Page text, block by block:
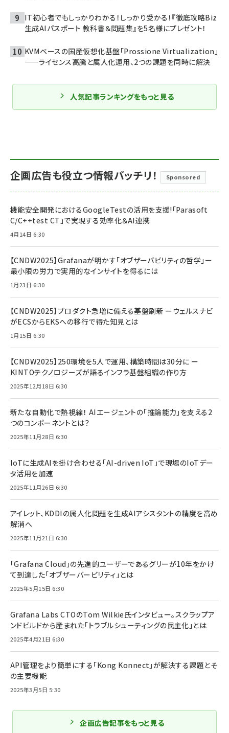
IT初心者でもしっかりわかる！しっかり受かる！『徹底攻略Biz
生成AIパスポート 教科書＆問題集』を5名様にプレゼント！
KVMベースの国産仮想化基盤「Prossione Virtualization」
——ライセンス高騰と属人化運用、2つの課題を同時に解決
人気記事ランキングをもっと見る
企画広告も役立つ情報バッチリ！ Sponsored
機能安全開発におけるGoogleTestの活用を支援!「Parasoft
C/C++test CT」で実現する効率化＆AI連携
4月14日 6:30
【CNDW2025】Grafanaが明かす「オブザーバビリティの哲学」ー
最小限の労力で実用的なインサイトを得るには
1月23日 6:30
【CNDW2025】プロダクト急増に備える基盤刷新 ーウェルスナビ
がECSからEKSへの移行で得た知見とは
1月15日 6:30
【CNDW2025】250環境を5人で運用、構築時間は30分に ー
KINTOテクノロジーズが語るインフラ基盤組織の作り方
2025年12月18日 6:30
新たな自動化で熱視線！ AIエージェントの「推論能力」を支える2
つのコンポーネントとは？
2025年11月28日 6:30
IoTに生成AIを掛け合わせる「AI-driven IoT」で現場のIoTデー
タ活用を加速
2025年11月26日 6:30
アイレット、KDDIの属人化問題を生成AIアシスタントの精度を高め
解消へ
2025年11月21日 6:30
「Grafana Cloud」の先進的ユーザーであるグリーが10年をかけ
て到達した「オブザーバービリティ」とは
2025年5月15日 6:30
Grafana Labs CTOのTom Wilkie氏インタビュー。スクラップア
ンドビルドから産まれた「トラブルシューティングの民主化」とは
2025年4月21日 6:30
API管理をより簡単にする「Kong Konnect」が解決する課題とそ
の主要機能
2025年3月5日 5:30
企画広告記事をもっと見る